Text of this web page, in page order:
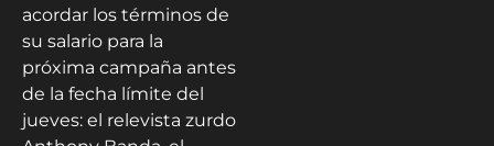
acordar los términos de
su salario para la
próxima campaña antes
de la fecha límite del
jueves: el relevista zurdo